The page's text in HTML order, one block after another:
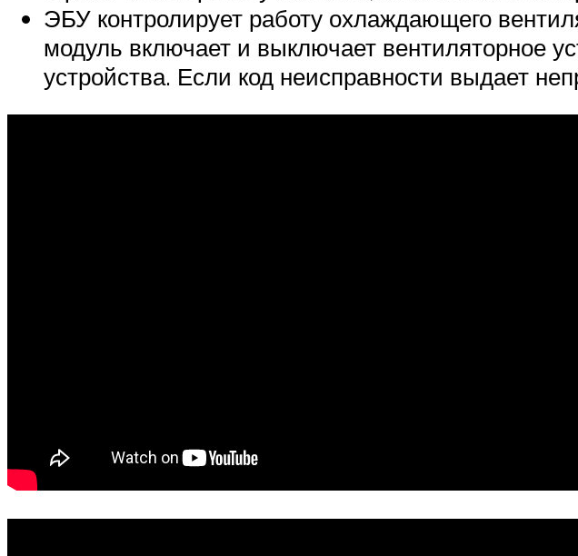
ЭБУ контролирует работу охлаждающего
модуль включает и выключает вентиляторное
устройства. Если код неисправности выдает